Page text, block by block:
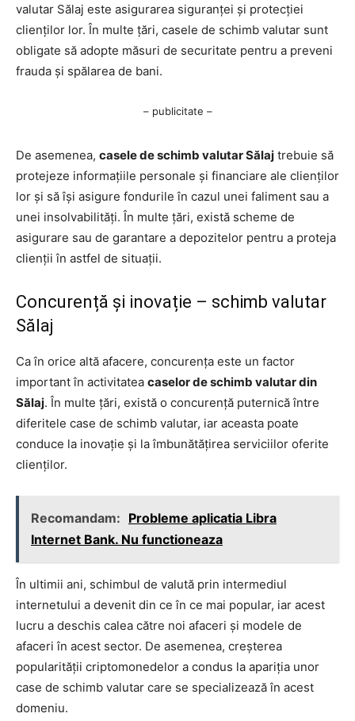
valutar Sălaj este asigurarea siguranței și protecției
clienților lor. În multe țări, casele de schimb valutar sunt
obligate să adopte măsuri de securitate pentru a preveni
frauda și spălarea de bani.
– publicitate –
De asemenea, casele de schimb valutar Sălaj trebuie să
protejeze informațiile personale și financiare ale clienților
lor și să își asigure fondurile în cazul unei faliment sau a
unei insolvabilități. În multe țări, există scheme de
asigurare sau de garantare a depozitelor pentru a proteja
clienții în astfel de situații.
Concurență și inovație – schimb valutar
Sălaj
Ca în orice altă afacere, concurența este un factor
important în activitatea caselor de schimb valutar din
Sălaj. În multe țări, există o concurență puternică între
diferitele case de schimb valutar, iar aceasta poate
conduce la inovație și la îmbunătățirea serviciilor oferite
clienților.
Recomandam: Probleme aplicatia Libra
Internet Bank. Nu functioneaza
În ultimii ani, schimbul de valută prin intermediul
internetului a devenit din ce în ce mai popular, iar acest
lucru a deschis calea către noi afaceri și modele de
afaceri în acest sector. De asemenea, creșterea
popularității criptomonedelor a condus la apariția unor
case de schimb valutar care se specializează în acest
domeniu.